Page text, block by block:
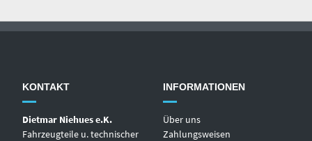
KONTAKT
Dietmar Niehues e.K.
Fahrzeugteile u. technischer
INFORMATIONEN
Über uns
Zahlungsweisen